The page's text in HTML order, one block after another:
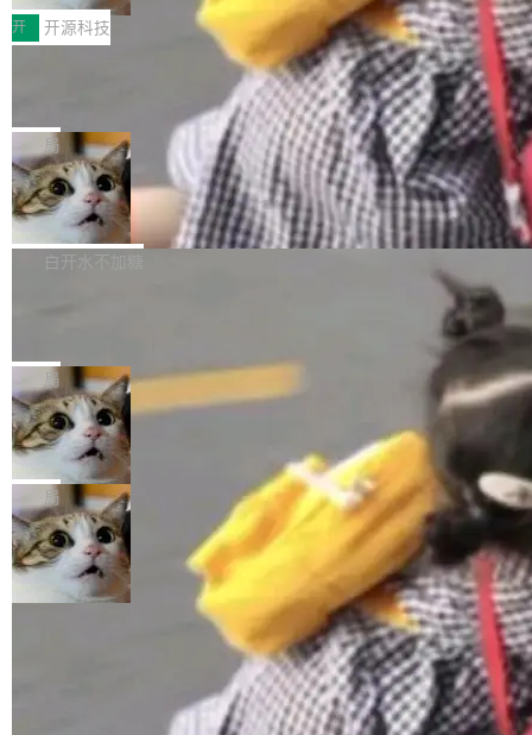
只需要几毫秒的 CPU 时间，但容器从冷启动到
就绪要花数秒。如果未来有十...
文，标题只有六个字：Apple is getting this wro
ng。 然后，它把邮件往来和 iMessage 聊天记
录全贴了出来。 他发错人了 苹果外部律师 Gabr
iel Gross 来自 Weil 律所，2 月 23 日下午 5:53
给 OpenAI 总法律顾问 Che Chang 发了封邮
件，附了一封长信，要求 OpenAI 配合调查前苹
果员工带走机密信...
搭子
I MatePad Edge应用市场，直接下载即可使
用，与鸿蒙电脑上的体验一致。值得一提的是，
这是目前市面上唯一支持平板接入WorkBuddy P
C版的产品，搭载“人机双写”重磅功能——你写
你的，AI写AI的，同屏协作互不干扰。一句话让
AI帮你干活，现在开启全新体验！ 温馨提示：
体验WorkBuddy鸿蒙PC版前，请将 HUAWEI M
atePad Edge 升级至 HarmonyOS 6.1.0.135S
P9 patch03及以上版本。 *升级路径：设置 > 搜
开 开源科技
FFmpeg 9.0 发布：代号“Lei”，以此纪
全球知名开源多媒体框架 FFmpeg 今天正式发
布了 9.0 版本。这个版本除了带来新一代音视频
处理能力和硬件加速支持之外，还有一个特殊之
处：FFmpeg 9.0 的代号是“Lei”。 这个名字，
来自中国开发者雷霄骅（Lei Xiaohua）。 对于
很多中国音视频开发者而言，这个名字并不陌
“启蒙老师”。 而今年，恰好是雷霄骅离世十周
年。FFmpeg 社区最终选择用一个大版本的名
字，留下了这份纪念。 雷霄骅曾是中国传媒大学
数字电视技术方向的博士生，长期从事视频、音
频技...
局
亚马逊成本失控：AI 写代码烧掉 1215
万元，超预算 860%
外媒近日曝光了亚马逊的多份内部报告显示，AI
导致公司在多个项目上超支。《金融时报》报道
编写程序，目标是完成电商平台作者信息与商品
列表的数据匹配 —— 一项常规的数据处理任
务，最终却产生了 180 万美元的账单，实际支出
超出原定预算 860%。 更令人意外的是，该项目
最终并未成功落地，而高额算力消耗持续运行长
达 5 个月，公司直到财务对账时才察觉异常。这
意味着一个无人看管的 AI 程序，在近半年时间
里日夜不停地"烧钱"。 复盘显示，...
白开水不加糖
e CEO Clément Delangue 在 CNBC 的采访里
没有拐弯抹角。他说中国正在赢得 AI 竞赛，而
且按目前的速度，中国 AI 工具预计在今年底或
2027 年就能追上美国前沿实验室的水平。 Dela
ngue 把原因归结为一件事：开放协作。中国的
AI 开发者在一个共享和协作的生态里加速迭代，
而美国模型厂商在"闭门造车"。他的原话是 "buil
ding in silos"——各自为战，互不通气。 这个判
断从他嘴里说出来分量不同。Hugging Face 是
全球最大的开源 AI 平台，上面跑着上百万个模
局
当 AI agent 把源码变成了最好的扩展系
统，开发者工具必须开源
五年前，David Crawshaw 问过很多软件工程师
一个问题：你写过什么给自己用的程序？答案几
乎都是没有。工程师们整天用别人写的程序写程
序给别人用。偶尔有人自己写个博客系统、智能
家居控制、家庭实验室，都算稀奇事。 Crawsh
aw 是 Shelley 的作者，一个开源 AI coding age
nt。他最近在博客上写了一篇文章，核心论点很
简单：开发者工具必须开源。 理由不是传统的自
由软件情怀，而是一个跟 AI agent 直接相关的
技术判断。 两行 prompt 就能个性化任何软件 C
局
加载更多